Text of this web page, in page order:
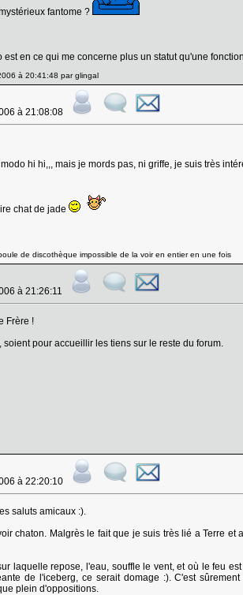
fantome ?
est en ce qui me concerne plus un statut qu'une
à 20:41:48 par glingal
à 21:08:08
hi hi,,, mais je mords pas, ni griffe, je suis très
chat de jade
de discothèque impossible de la voir en entier en une fois
à 21:26:11
Frère !
soient pour accueillir les tiens sur le reste du forum.
à 22:20:10
saluts amicaux :).
chaton. Malgrès le fait que je suis très lié a Terre
laquelle repose, l'eau, souffle le vent, et où le feu
de l'iceberg, ce serait domage :). C'est
plein d'oppositions.